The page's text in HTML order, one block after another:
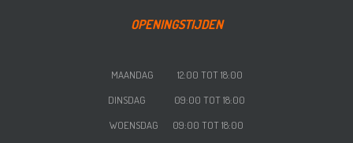
OPENINGSTIJDEN
MAANDAG 12:00 TOT 18:00
DINSDAG 09:00 TOT 18:00
WOENSDAG 09:00 TOT 18:00